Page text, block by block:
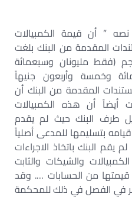
نصه ” أن قيمة الكمبيالات
المقدمة من البنك بلغت
قدرها (2768945,40) جم (فقط مليونان وسبعمائة
وخمسة وأربعون جنيهاً
المقدمة من البنك أن
أيضاً أن هذه الكمبيالات
طرف البنك حيث لم يقدم
بتسليمها للمدعى أصلياً
البنك باتخاذ الاجراءات
والشيكات والثابت
قيمتها من الحسابات …. وقد
في الفصل في ذلك للمحكمة